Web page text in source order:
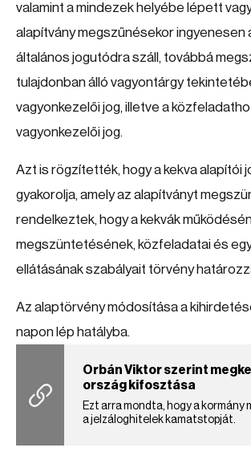
valamint a mindezek helyébe lépett
alapítvány megszűnésekor ingyenesen
általános jogutódra száll, továbbá
tulajdonban álló vagyontárgy
vagyonkezelői jog, illetve a
vagyonkezelői jog.
Azt is rögzítették, hogy a kekva alapítói
gyakorolja, amely az alapítványt
rendelkeztek, hogy a kekvák
megszüntetésének, közfeladatai és
ellátásának szabályait törvény
Az alaptörvény módosítása a
napon lép hatályba.
Orbán Viktor szerint
ország kifosztása
Ezt arra mondta, hogy a
a jelzáloghitelek kamatstopját.